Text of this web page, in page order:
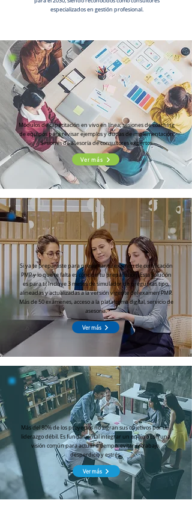
especializados en gestión profesional.
Módulos de capacitación en vivo en línea; sesiones de coaching
de equipos para revisar ejemplos y dudas de implementación.
Sesiones de asesoría de consultores expertos.
Ver más
Si ya te preparaste para presentar tu examen de certificación
PMP y lo que te falta es concluir tu preparación ¡Esta solución
es para ti! Incluye 3 meses de simulador de preguntas tipo,
alineadas y actualizadas a la versión vigente del examen PMP.
Más de 50 exámenes, acceso a la plataforma digital, servicio de
asesoría.
Ver más
Más del 80% de los proyectos no logran sus objetivos por un
liderazgo débil. Es fundamental integrar un equipo con una
visión común para actuar a tiempo, evitar retrabajo,
desperdicio y estrés.
Ver más